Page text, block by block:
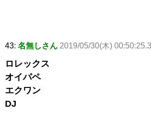
43: 名無しさん 2019/05/30(木)
ロレックス
オイパペ
エクワン
DJ